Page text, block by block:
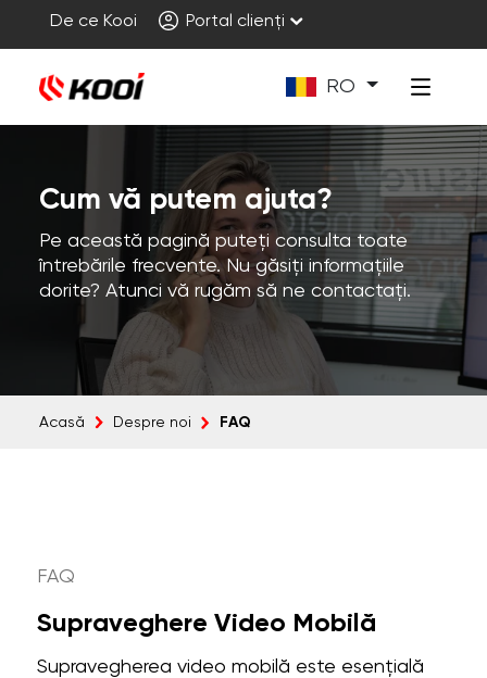
De ce Kooi Portal clienți
RO
Cum vă putem ajuta?
Pe această pagină puteți consulta toate
întrebările frecvente. Nu găsiți informațiile
dorite? Atunci vă rugăm să ne contactați.
Acasă Despre noi FAQ
FAQ
Supraveghere Video Mobilă
Supravegherea video mobilă este esențială